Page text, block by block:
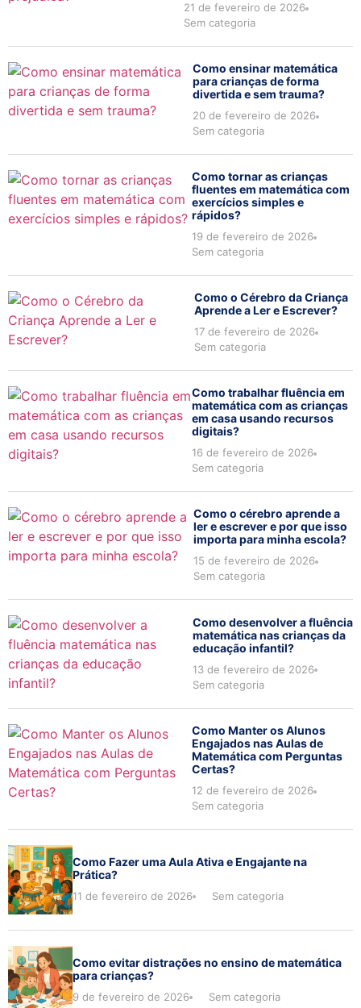
21 de fevereiro de 2026
Sem categoria
Como ensinar matemática
para crianças de forma
divertida e sem trauma?
20 de fevereiro de 2026
Sem categoria
Como tornar as crianças
fluentes em matemática com
exercícios simples e
rápidos?
19 de fevereiro de 2026
Sem categoria
Como o Cérebro da Criança
Aprende a Ler e Escrever?
17 de fevereiro de 2026
Sem categoria
Como trabalhar fluência em
matemática com as crianças
em casa usando recursos
digitais?
16 de fevereiro de 2026
Sem categoria
Como o cérebro aprende a
ler e escrever e por que isso
importa para minha escola?
15 de fevereiro de 2026
Sem categoria
Como desenvolver a fluência
matemática nas crianças da
educação infantil?
13 de fevereiro de 2026
Sem categoria
Como Manter os Alunos
Engajados nas Aulas de
Matemática com Perguntas
Certas?
12 de fevereiro de 2026
Sem categoria
Como Fazer uma Aula Ativa e Engajante na
Prática?
11 de fevereiro de 2026 Sem categoria
Como evitar distrações no ensino de matemática
para crianças?
9 de fevereiro de 2026 Sem categoria